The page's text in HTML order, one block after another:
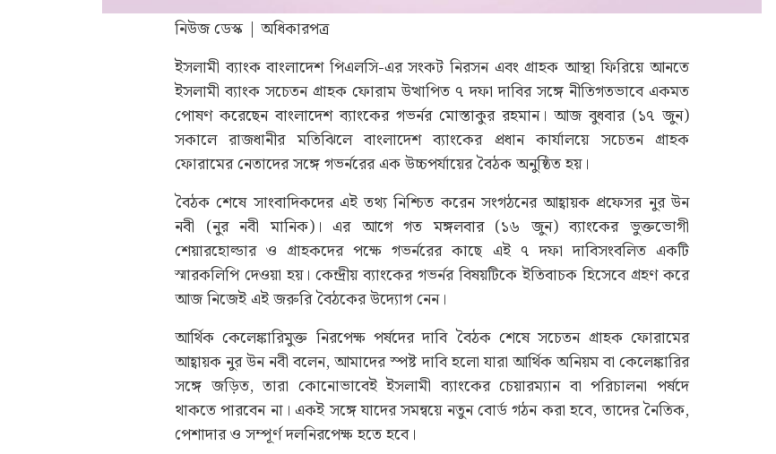
নিউজ ডেস্ক | অধিকারপত্র
ইসলামী ব্যাংক বাংলাদেশ পিএলসি-এর সংকট নিরসন এবং গ্রাহক আস্থা ফিরিয়ে আনতে
ইসলামী ব্যাংক সচেতন গ্রাহক ফোরাম উত্থাপিত ৭ দফা দাবির সঙ্গে নীতিগতভাবে একমত
পোষণ করেছেন বাংলাদেশ ব্যাংকের গভর্নর মোস্তাকুর রহমান। আজ বুধবার (১৭ জুন)
সকালে রাজধানীর মতিঝিলে বাংলাদেশ ব্যাংকের প্রধান কার্যালয়ে সচেতন গ্রাহক
ফোরামের নেতাদের সঙ্গে গভর্নরের এক উচ্চপর্যায়ের বৈঠক অনুষ্ঠিত হয়।
বৈঠক শেষে সাংবাদিকদের এই তথ্য নিশ্চিত করেন সংগঠনের আহ্বায়ক প্রফেসর নুর উন
নবী (নুর নবী মানিক)। এর আগে গত মঙ্গলবার (১৬ জুন) ব্যাংকের ভুক্তভোগী
শেয়ারহোল্ডার ও গ্রাহকদের পক্ষে গভর্নরের কাছে এই ৭ দফা দাবিসংবলিত একটি
স্মারকলিপি দেওয়া হয়। কেন্দ্রীয় ব্যাংকের গভর্নর বিষয়টিকে ইতিবাচক হিসেবে গ্রহণ করে
আজ নিজেই এই জরুরি বৈঠকের উদ্যোগ নেন।
আর্থিক কেলেঙ্কারিমুক্ত নিরপেক্ষ পর্ষদের দাবি বৈঠক শেষে সচেতন গ্রাহক ফোরামের
আহ্বায়ক নুর উন নবী বলেন, আমাদের স্পষ্ট দাবি হলো যারা আর্থিক অনিয়ম বা কেলেঙ্কারির
সঙ্গে জড়িত, তারা কোনোভাবেই ইসলামী ব্যাংকের চেয়ারম্যান বা পরিচালনা পর্ষদে
থাকতে পারবেন না। একই সঙ্গে যাদের সমন্বয়ে নতুন বোর্ড গঠন করা হবে, তাদের নৈতিক,
পেশাদার ও সম্পূর্ণ দলনিরপেক্ষ হতে হবে।